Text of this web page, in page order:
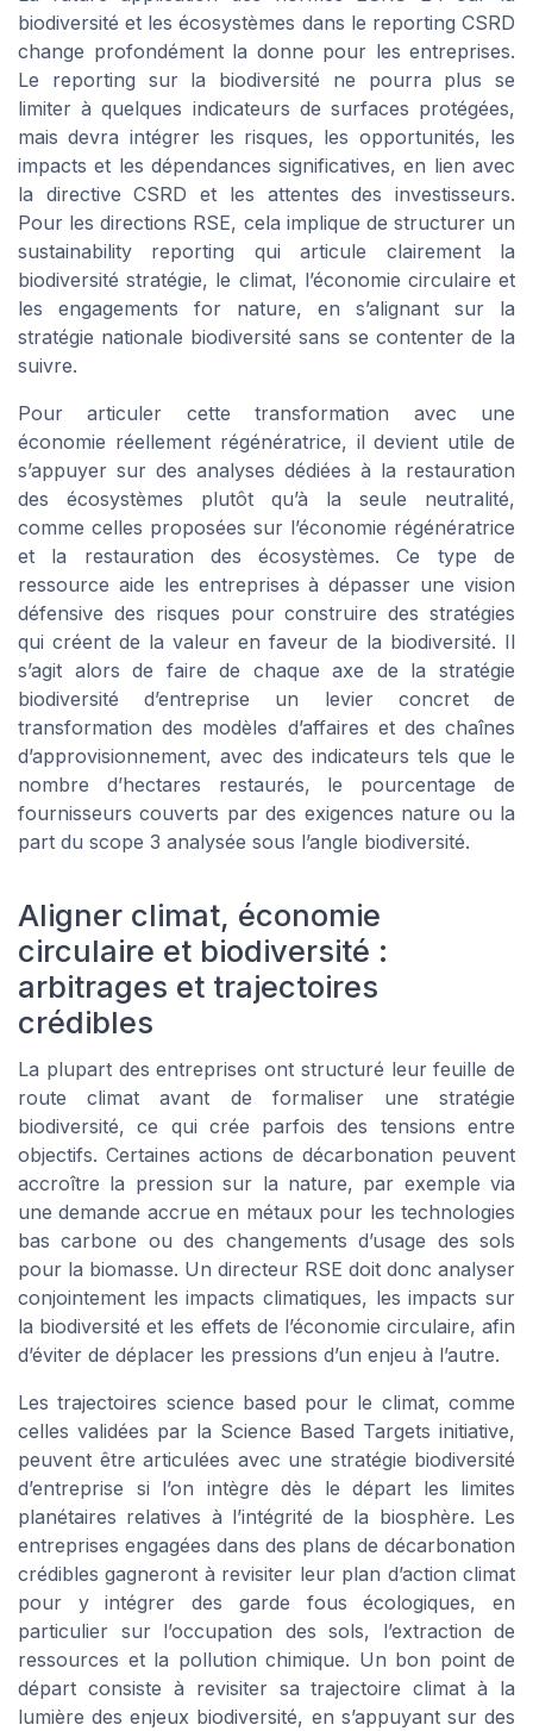
biodiversité et les écosystèmes dans le reporting CSRD
change profondément la donne pour les entreprises.
Le reporting sur la biodiversité ne pourra plus se
limiter à quelques indicateurs de surfaces protégées,
mais devra intégrer les risques, les opportunités, les
impacts et les dépendances significatives, en lien avec
la directive CSRD et les attentes des investisseurs.
Pour les directions RSE, cela implique de structurer un
sustainability reporting qui articule clairement la
biodiversité stratégie, le climat, l’économie circulaire et
les engagements for nature, en s’alignant sur la
stratégie nationale biodiversité sans se contenter de la
suivre.
Pour articuler cette transformation avec une
économie réellement régénératrice, il devient utile de
s’appuyer sur des analyses dédiées à la restauration
des écosystèmes plutôt qu’à la seule neutralité,
comme celles proposées sur l’économie régénératrice
et la restauration des écosystèmes. Ce type de
ressource aide les entreprises à dépasser une vision
défensive des risques pour construire des stratégies
qui créent de la valeur en faveur de la biodiversité. Il
s’agit alors de faire de chaque axe de la stratégie
biodiversité d’entreprise un levier concret de
transformation des modèles d’affaires et des chaînes
d’approvisionnement, avec des indicateurs tels que le
nombre d’hectares restaurés, le pourcentage de
fournisseurs couverts par des exigences nature ou la
part du scope 3 analysée sous l’angle biodiversité.
Aligner climat, économie
circulaire et biodiversité :
arbitrages et trajectoires
crédibles
La plupart des entreprises ont structuré leur feuille de
route climat avant de formaliser une stratégie
biodiversité, ce qui crée parfois des tensions entre
objectifs. Certaines actions de décarbonation peuvent
accroître la pression sur la nature, par exemple via
une demande accrue en métaux pour les technologies
bas carbone ou des changements d’usage des sols
pour la biomasse. Un directeur RSE doit donc analyser
conjointement les impacts climatiques, les impacts sur
la biodiversité et les effets de l’économie circulaire, afin
d’éviter de déplacer les pressions d’un enjeu à l’autre.
Les trajectoires science based pour le climat, comme
celles validées par la Science Based Targets initiative,
peuvent être articulées avec une stratégie biodiversité
d’entreprise si l’on intègre dès le départ les limites
planétaires relatives à l’intégrité de la biosphère. Les
entreprises engagées dans des plans de décarbonation
crédibles gagneront à revisiter leur plan d’action climat
pour y intégrer des garde fous écologiques, en
particulier sur l’occupation des sols, l’extraction de
ressources et la pollution chimique. Un bon point de
départ consiste à revisiter sa trajectoire climat à la
lumière des enjeux biodiversité, en s’appuyant sur des